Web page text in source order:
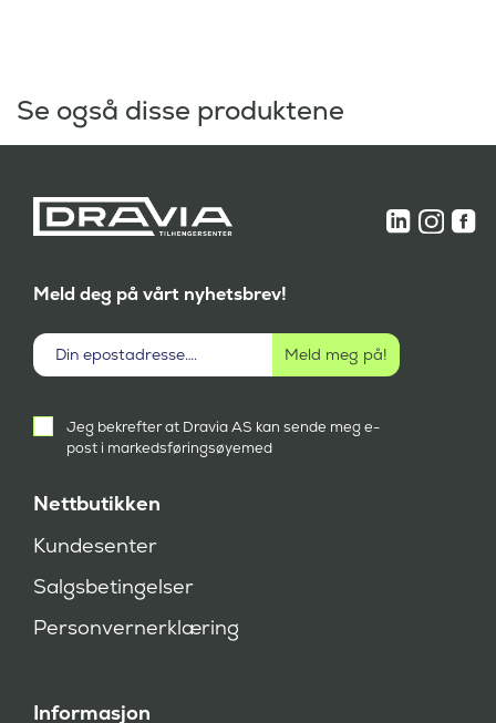
Se også disse produktene
Nettbutikken
Kundesenter
Salgsbetingelser
Personvernerklæring
Informasjon
Meld deg på vårt nyhetsbrev!
samtykke
k
e
d
Jeg bekrefter at Dravia AS kan sende meg e-
post i markedsføringsøyemed